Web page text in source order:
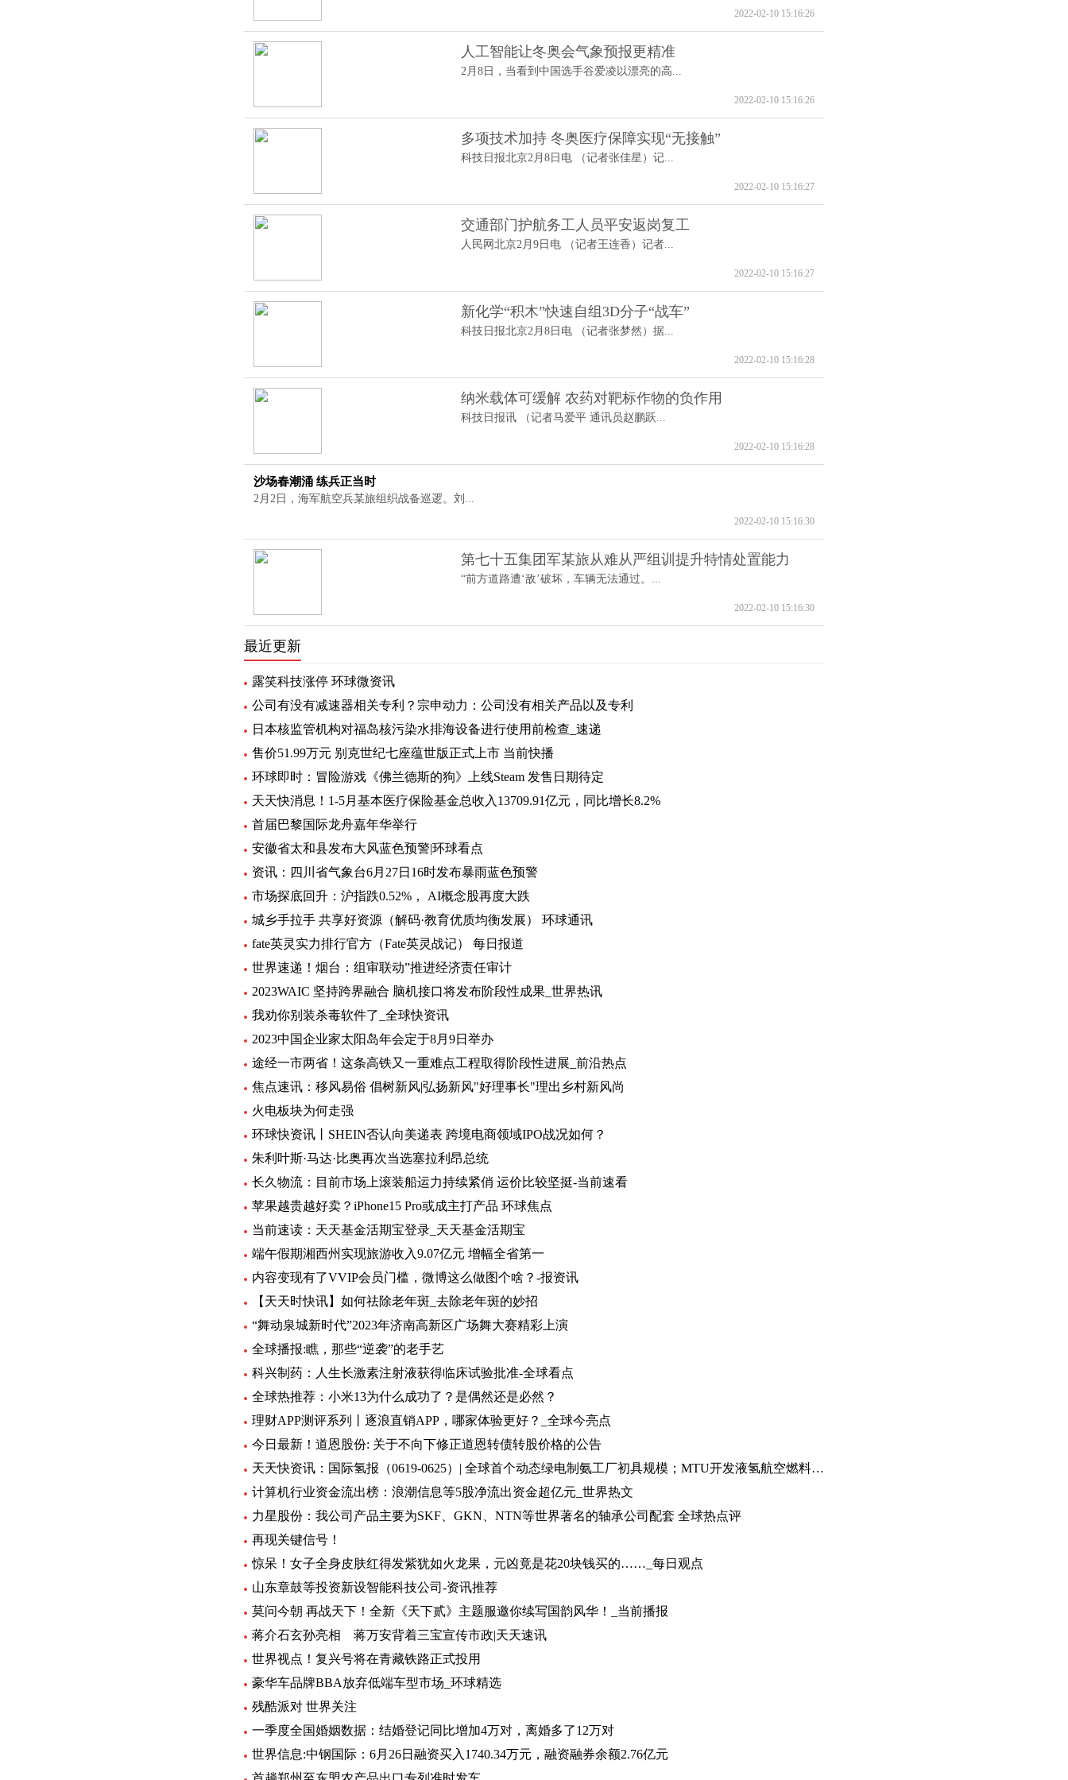
2022-02-10 15:16:26
人工智能让冬奥会气象预报更精准
2月8日，当看到中国选手谷爱凌以漂亮的高...
2022-02-10 15:16:26
多项技术加持 冬奥医疗保障实现“无接触”
科技日报北京2月8日电 （记者张佳星）记...
2022-02-10 15:16:27
交通部门护航务工人员平安返岗复工
人民网北京2月9日电 （记者王连香）记者...
2022-02-10 15:16:27
新化学“积木”快速自组3D分子“战车”
科技日报北京2月8日电 （记者张梦然）据...
2022-02-10 15:16:28
纳米载体可缓解 农药对靶标作物的负作用
科技日报讯 （记者马爱平 通讯员赵鹏跃...
2022-02-10 15:16:28
沙场春潮涌 练兵正当时
2月2日，海军航空兵某旅组织战备巡逻。刘...
2022-02-10 15:16:30
第七十五集团军某旅从难从严组训提升特情处置能力
“前方道路遭‘敌’破坏，车辆无法通过。...
2022-02-10 15:16:30
最近更新
露笑科技涨停 环球微资讯
公司有没有减速器相关专利？宗申动力：公司没有相关产品以及专利
日本核监管机构对福岛核污染水排海设备进行使用前检查_速递
售价51.99万元 别克世纪七座蕴世版正式上市 当前快播
环球即时：冒险游戏《佛兰德斯的狗》上线Steam 发售日期待定
天天快消息！1-5月基本医疗保险基金总收入13709.91亿元，同比增长8.2%
首届巴黎国际龙舟嘉年华举行
安徽省太和县发布大风蓝色预警|环球看点
资讯：四川省气象台6月27日16时发布暴雨蓝色预警
市场探底回升：沪指跌0.52%， AI概念股再度大跌
城乡手拉手 共享好资源（解码·教育优质均衡发展） 环球通讯
fate英灵实力排行官方（Fate英灵战记） 每日报道
世界速递！烟台：组审联动”推进经济责任审计
2023WAIC 坚持跨界融合 脑机接口将发布阶段性成果_世界热讯
我劝你别装杀毒软件了_全球快资讯
2023中国企业家太阳岛年会定于8月9日举办
途经一市两省！这条高铁又一重难点工程取得阶段性进展_前沿热点
焦点速讯：移风易俗 倡树新风|弘扬新风"好理事长"理出乡村新风尚
火电板块为何走强
环球快资讯丨SHEIN否认向美递表 跨境电商领域IPO战况如何？
朱利叶斯·马达·比奥再次当选塞拉利昂总统
长久物流：目前市场上滚装船运力持续紧俏 运价比较坚挺-当前速看
苹果越贵越好卖？iPhone15 Pro或成主打产品 环球焦点
当前速读：天天基金活期宝登录_天天基金活期宝
端午假期湘西州实现旅游收入9.07亿元 增幅全省第一
内容变现有了VVIP会员门槛，微博这么做图个啥？-报资讯
【天天时快讯】如何祛除老年斑_去除老年斑的妙招
“舞动泉城新时代”2023年济南高新区广场舞大赛精彩上演
全球播报:瞧，那些“逆袭”的老手艺
科兴制药：人生长激素注射液获得临床试验批准-全球看点
全球热推荐：小米13为什么成功了？是偶然还是必然？
理财APP测评系列丨逐浪直销APP，哪家体验更好？_全球今亮点
今日最新！道恩股份: 关于不向下修正道恩转债转股价格的公告
天天快资讯：国际氢报（0619-0625）| 全球首个动态绿电制氨工厂初具规模；MTU开发液氢航空燃料电池技术；道达尔致力于绿氢炼油……
计算机行业资金流出榜：浪潮信息等5股净流出资金超亿元_世界热文
力星股份：我公司产品主要为SKF、GKN、NTN等世界著名的轴承公司配套 全球热点评
再现关键信号！
惊呆！女子全身皮肤红得发紫犹如火龙果，元凶竟是花20块钱买的……_每日观点
山东章鼓等投资新设智能科技公司-资讯推荐
莫问今朝 再战天下！全新《天下贰》主题服邀你续写国韵风华！_当前播报
蒋介石玄孙亮相 蒋万安背着三宝宣传市政|天天速讯
世界视点！复兴号将在青藏铁路正式投用
豪华车品牌BBA放弃低端车型市场_环球精选
残酷派对 世界关注
一季度全国婚姻数据：结婚登记同比增加4万对，离婚多了12万对
世界信息:中钢国际：6月26日融资买入1740.34万元，融资融券余额2.76亿元